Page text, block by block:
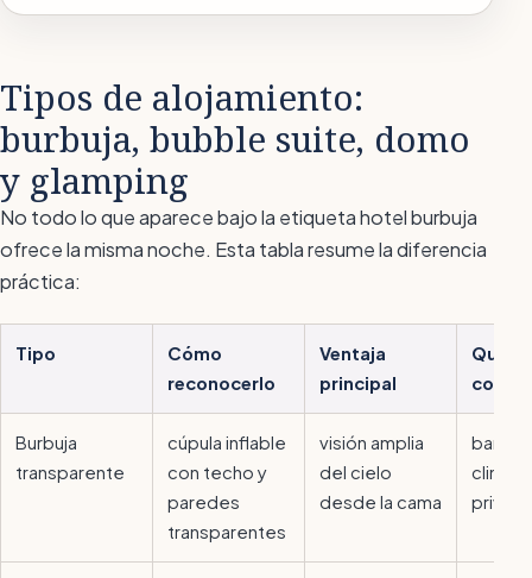
Tipos de alojamiento:
burbuja, bubble suite, domo
y glamping
No todo lo que aparece bajo la etiquetahotel burbuja
ofrece la misma noche. Esta tabla resume la diferencia
práctica:
Tipo
Cómo
reconocerlo
Ventaja
principal
Qué
Burbuja
transparente
cúpula inflable
con techo y
paredes
transparentes
visión amplia
del cielo
desde la cama
baño